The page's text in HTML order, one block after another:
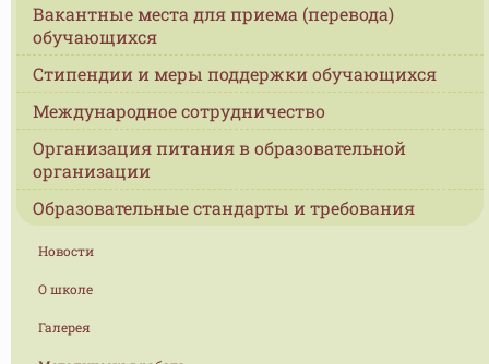
Вакантные места для приема (перевода)
обучающихся
Стипендии и меры поддержки обучающихся
Международное сотрудничество
Организация питания в образовательной
организации
Образовательные стандарты и требования
Новости
О школе
Галерея